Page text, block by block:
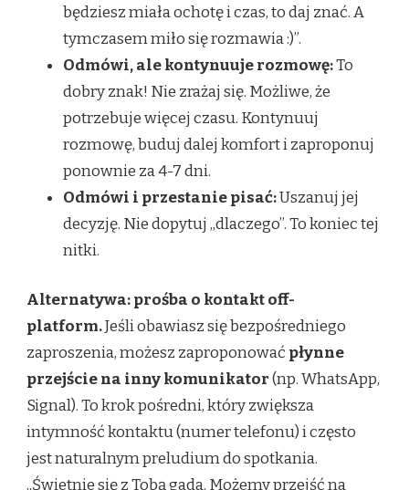
będziesz miała ochotę i czas, to daj znać. A
tymczasem miło się rozmawia :)”.
Odmówi, ale kontynuuje rozmowę:To
dobry znak! Nie zrażaj się. Możliwe, że
potrzebuje więcej czasu. Kontynuuj
rozmowę, buduj dalej komfort i zaproponuj
ponownie za 4-7 dni.
Odmówi i przestanie pisać:Uszanuj jej
decyzję. Nie dopytuj „dlaczego”. To koniec tej
nitki.
Alternatywa: prośba o kontakt off-
platform.Jeśli obawiasz się bezpośredniego
zaproszenia, możesz zaproponować płynne
przejście na inny komunikator(np. WhatsApp,
Signal). To krok pośredni, który zwiększa
intymność kontaktu (numer telefonu) i często
jest naturalnym preludium do spotkania.
„Świetnie się z Tobą gada. Możemy przejść na